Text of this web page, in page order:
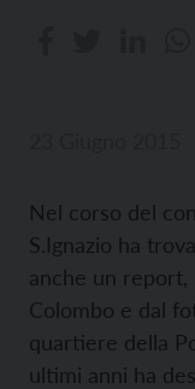
Nel corso del
S.Ignazio ha
anche un report,
Colombo e dal
quartiere della
ultimi anni ha